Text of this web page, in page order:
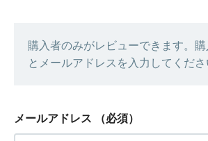
購入者のみがレビューできます。
とメールアドレスを入力してくださ
メールアドレス （必須）